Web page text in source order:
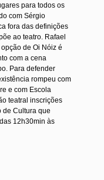
para todos os
com Sérgio
fora das definições
ao teatro. Rafael
de Oi Nóiz é
com a cena
Para defender
rompeu com
e com Escola
teatral inscrições
de Cultura que
12h30min às